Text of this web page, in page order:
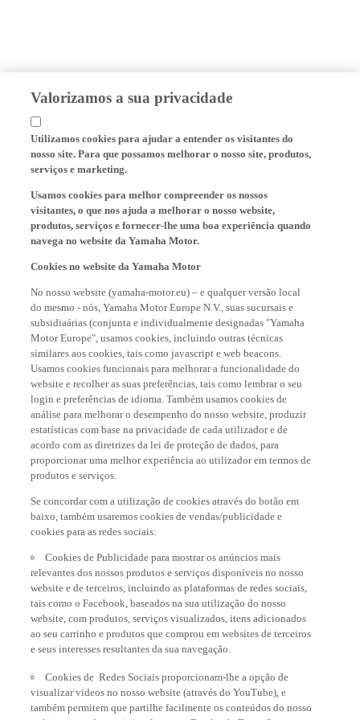
Valorizamos a sua privacidade
Utilizamos cookies para ajudar a entender os visitantes do
nosso site. Para que possamos melhorar o nosso site, produtos,
serviços e marketing.
Usamos cookies para melhor compreender os nossos
visitantes, o que nos ajuda a melhorar o nosso website,
produtos, serviços e fornecer-lhe uma boa experiência quando
navega no website da Yamaha Motor.
Cookies no website da Yamaha Motor
No nosso website (yamaha-motor.eu) – e qualquer versão local
do mesmo - nós, Yamaha Motor Europe N.V., suas sucursais e
subsidiaárias (conjunta e individualmente designadas "Yamaha
Motor Europe", usamos cookies, incluindo outras técnicas
similares aos cookies, tais como javascript e web beacons.
Usamos cookies funcionais para melhorar a funcionalidade do
website e recolher as suas preferências, tais como lembrar o seu
login e preferências de idioma. Também usamos cookies de
análise para melhorar o desempenho do nosso website, produzir
estatísticas com base na privacidade de cada utilizador e de
acordo com as diretrizes da lei de proteção de dados, para
proporcionar uma melhor experiência ao utilizador em termos de
produtos e serviços.
Se concordar com a utilização de cookies através do botão em
baixo, também usaremos cookies de vendas/publicidade e
cookies para as redes sociais:
Cookies de Publicidade para mostrar os anúncios mais
relevantes dos nossos produtos e serviços disponíveis no nosso
website e de terceiros, incluindo as plataformas de redes sociais,
tais como o Facebook, baseados na sua utilização do nosso
website, com produtos, serviços visualizados, itens adicionados
ao seu carrinho e produtos que comprou em websites de terceiros
e seus interesses resultantes da sua navegação.
Cookies de Redes Sociais proporcionam-lhe a opção de
visualizar videos no nosso website (através do YouTube), e
também permitem que partilhe facilmente os conteúdos do nosso